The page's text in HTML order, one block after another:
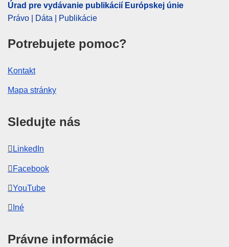
Úrad pre vydávanie publikácií Európskej únie
Právo | Dáta | Publikácie
Potrebujete pomoc?
Kontakt
Mapa stránky
Sledujte nás
LinkedIn
Facebook
YouTube
Iné
Právne informácie